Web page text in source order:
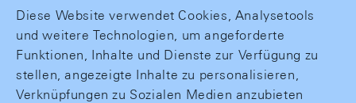
Diese Website verwendet Cookies, Analysetools
und weitere Technologien, um angeforderte
Funktionen, Inhalte und Dienste zur Verfügung zu
stellen, angezeigte Inhalte zu personalisieren,
Verknüpfungen zu Sozialen Medien anzubieten